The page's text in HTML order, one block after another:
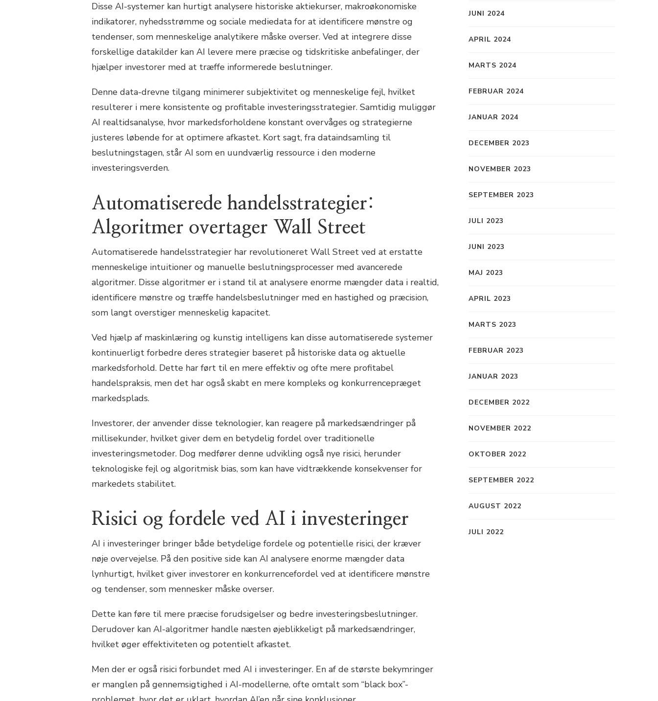
Disse AI-systemer kan hurtigt analysere historiske aktiekurser, makroøkonomiske
indikatorer, nyhedsstrømme og sociale mediedata for at identificere mønstre og
tendenser, som menneskelige analytikere måske overser. Ved at integrere disse
forskellige datakilder kan AI levere mere præcise og tidskritiske anbefalinger, der
hjælper investorer med at træffe informerede beslutninger.
Denne data-drevne tilgang minimerer subjektivitet og menneskelige fejl, hvilket
resulterer i mere konsistente og profitable investeringsstrategier. Samtidig muliggør
AI realtidsanalyse, hvor markedsforholdene konstant overvåges og strategierne
justeres løbende for at optimere afkastet. Kort sagt, fra dataindsamling til
beslutningstagen, står AI som en uundværlig ressource i den moderne
investeringsverden.
Automatiserede handelsstrategier:
Algoritmer overtager Wall Street
Automatiserede handelsstrategier har revolutioneret Wall Street ved at erstatte
menneskelige intuitioner og manuelle beslutningsprocesser med avancerede
algoritmer. Disse algoritmer er i stand til at analysere enorme mængder data i realtid,
identificere mønstre og træffe handelsbeslutninger med en hastighed og præcision,
som langt overstiger menneskelig kapacitet.
Ved hjælp af maskinlæring og kunstig intelligens kan disse automatiserede systemer
kontinuerligt forbedre deres strategier baseret på historiske data og aktuelle
markedsforhold. Dette har ført til en mere effektiv og ofte mere profitabel
handelspraksis, men det har også skabt en mere kompleks og konkurrencepræget
markedsplads.
Investorer, der anvender disse teknologier, kan reagere på markedsændringer på
millisekunder, hvilket giver dem en betydelig fordel over traditionelle
investeringsmetoder. Dog medfører denne udvikling også nye risici, herunder
teknologiske fejl og algoritmisk bias, som kan have vidtrækkende konsekvenser for
markedets stabilitet.
Risici og fordele ved AI i investeringer
AI i investeringer bringer både betydelige fordele og potentielle risici, der kræver
nøje overvejelse. På den positive side kan AI analysere enorme mængder data
lynhurtigt, hvilket giver investorer en konkurrencefordel ved at identificere mønstre
og tendenser, som mennesker måske overser.
Dette kan føre til mere præcise forudsigelser og bedre investeringsbeslutninger.
Derudover kan AI-algoritmer handle næsten øjeblikkeligt på markedsændringer,
hvilket øger effektiviteten og potentielt afkastet.
Men der er også risici forbundet med AI i investeringer. En af de største bekymringer
er manglen på gennemsigtighed i AI-modellerne, ofte omtalt som “black box”-
JUNI 2024
APRIL 2024
MARTS 2024
FEBRUAR 2024
JANUAR 2024
DECEMBER 2023
NOVEMBER 2023
SEPTEMBER 2023
JULI 2023
JUNI 2023
MAJ 2023
APRIL 2023
MARTS 2023
FEBRUAR 2023
JANUAR 2023
DECEMBER 2022
NOVEMBER 2022
OKTOBER 2022
SEPTEMBER 2022
AUGUST 2022
JULI 2022